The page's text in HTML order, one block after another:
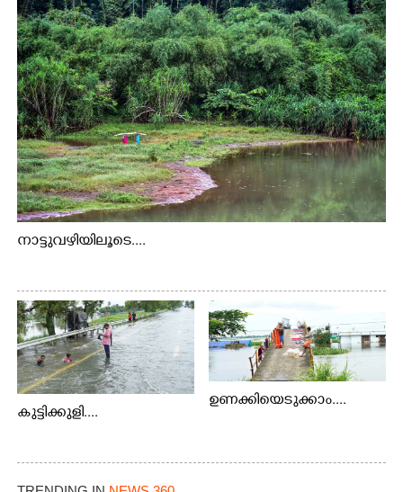
നാട്ടുവഴിയിലൂടെ....
കുട്ടിക്കുളി....
ഉണക്കിയെടുക്കാം....